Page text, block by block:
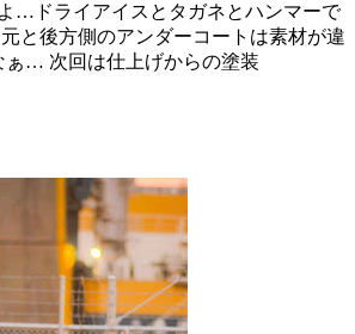
…ドライアイスとタガネとハンマーで
と後方側のアンダーコートは素材が違
… 次回は仕上げからの塗装